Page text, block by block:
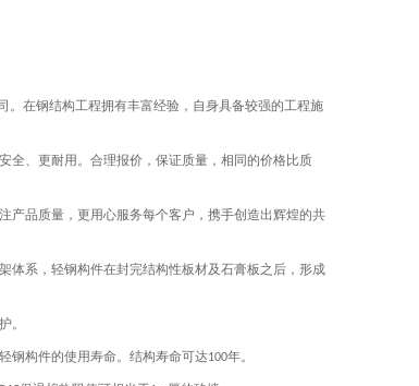
。在钢结构工程拥有丰富经验，自身具备较强的工程施
全、更耐用。合理报价，保证质量，相同的价格比质
产品质量，更用心服务每个客户，携手创造出辉煌的共
体系，轻钢构件在封完结构性板材及石膏板之后，形成
。
钢构件的使用寿命。结构寿命可达100年。